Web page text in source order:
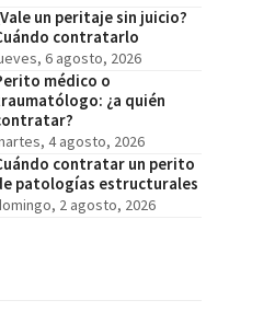
un peritaje sin juicio?
contratarlo
6 agosto, 2026
médico o
¿a quién
4 agosto, 2026
contratar un perito
patologías estructurales
2 agosto, 2026